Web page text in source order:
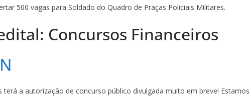
500 vagas para Soldado do Quadro de Praças Policiais Militares.
Concursos Financeiros
terá a autorização de concurso público divulgada muito em breve! Estamos